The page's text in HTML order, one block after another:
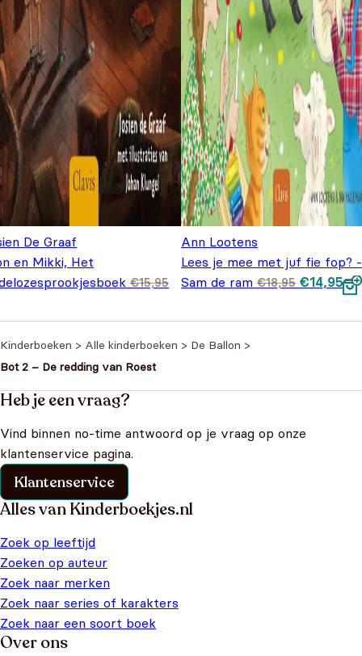
De Graaf
en Mikki, Het
€15,95
Ann Lootens
Lees je mee met juf fie fop? -
Sam de ram €18,95 prijs was:
€14,95
Kinderboeken > Alle kinderboeken > De Ballon >
Bot 2 – De redding van Roest
Heb je een vraag?
Vind binnen no-time antwoord op je vraag op onze
klantenservice pagina.
Klantenservice
Alles van Kinderboekjes.nl
Zoek op leeftijd
Zoeken op auteur
Zoek naar merken
Zoek naar series of karakters
Zoek naar een soort boek
Over ons